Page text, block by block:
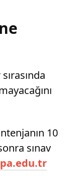
10
sınav